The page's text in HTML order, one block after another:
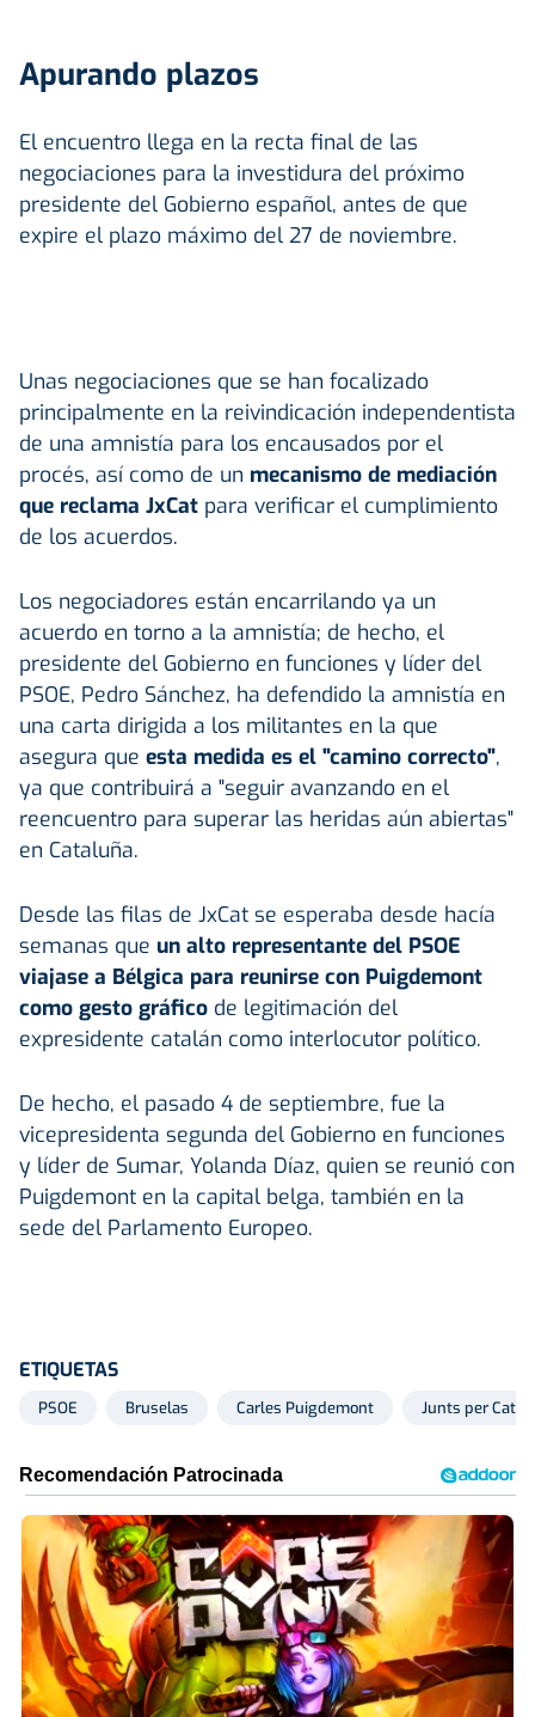
Apurando plazos
El encuentro llega en la recta final de las
negociaciones para la investidura del próximo
presidente del Gobierno español, antes de que
expire el plazo máximo del 27 de noviembre.
Unas negociaciones que se han focalizado
principalmente en la reivindicación independentista
de una amnistía para los encausados por el
procés, así como de un mecanismo de mediación
que reclama JxCat para verificar el cumplimiento
de los acuerdos.
Los negociadores están encarrilando ya un
acuerdo en torno a la amnistía; de hecho, el
presidente del Gobierno en funciones y líder del
PSOE, Pedro Sánchez, ha defendido la amnistía en
una carta dirigida a los militantes en la que
asegura que esta medida es el "camino correcto",
ya que contribuirá a "seguir avanzando en el
reencuentro para superar las heridas aún abiertas"
en Cataluña.
Desde las filas de JxCat se esperaba desde hacía
semanas que un alto representante del PSOE
viajase a Bélgica para reunirse con Puigdemont
como gesto gráfico de legitimación del
expresidente catalán como interlocutor político.
De hecho, el pasado 4 de septiembre, fue la
vicepresidenta segunda del Gobierno en funciones
y líder de Sumar, Yolanda Díaz, quien se reunió con
Puigdemont en la capital belga, también en la
sede del Parlamento Europeo.
ETIQUETAS
PSOE Bruselas Carles Puigdemont Junts per